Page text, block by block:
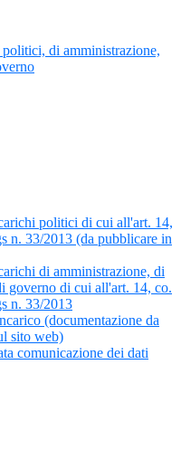
di amministrazione,
politici di cui all'art. 14,
n. 33/2013 (da pubblicare in
di amministrazione, di
governo di cui all'art. 14, co.
n. 33/2013
(documentazione da
sito web)
comunicazione dei dati